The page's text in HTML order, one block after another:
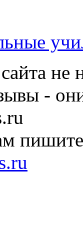
не
-